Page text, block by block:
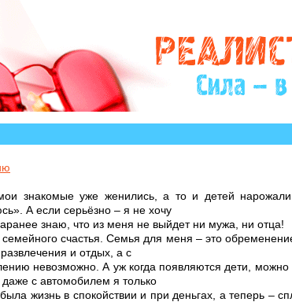
остро нуждаются в Вашем участии и
знакомые уже женились, а то и детей
А если серьёзно – я не хочу
знаю, что из меня не выйдет ни мужа, ни отца!
счастья. Семья для меня – это
и отдых, а с
невозможно. А уж когда появляются дети, можно
даже с автомобилем я только
жизнь в спокойствии и при деньгах, а теперь –